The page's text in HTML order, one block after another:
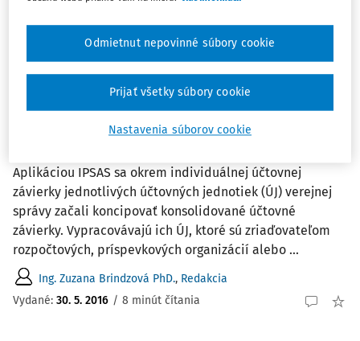
vzťahov.
ČLÁNKY
Aplikácia IPSAS v účtovnej závierke
Aplikáciou IPSAS sa okrem individuálnej účtovnej
závierky jednotlivých účtovných jednotiek (ÚJ) verejnej
správy začali koncipovať konsolidované účtovné
závierky. Vypracovávajú ich ÚJ, ktoré sú zriaďovateľom
rozpočtových, príspevkových organizácií alebo ...
Ing. Zuzana Brindzová PhD., Redakcia
Vydané: 30. 5. 2016 / 8 minút čítania
Nastavenia súborov cookie
Odmietnut nepovinné súbory cookie
Prijať všetky súbory cookie